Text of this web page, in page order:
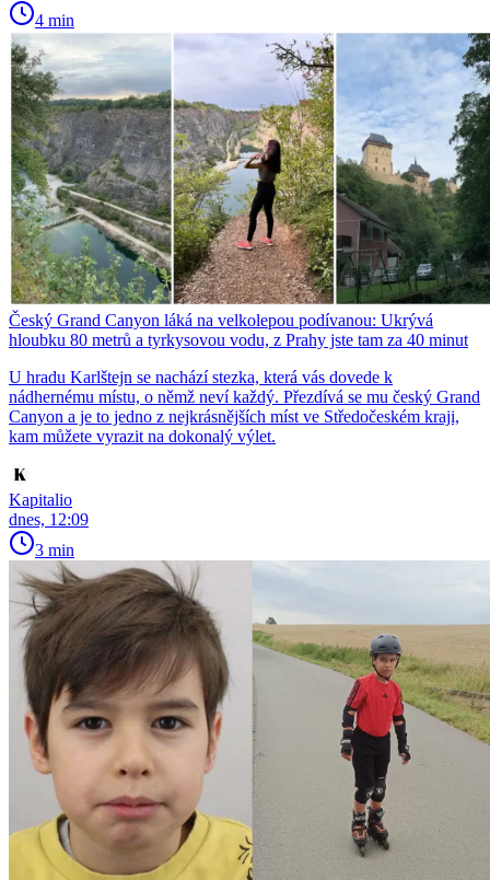
4 min
Český Grand Canyon láká na velkolepou podívanou: Ukrývá
hloubku 80 metrů a tyrkysovou vodu, z Prahy jste tam za 40 minut
U hradu Karlštejn se nachází stezka, která vás dovede k
nádhernému místu, o němž neví každý. Přezdívá se mu český Grand
Canyon a je to jedno z nejkrásnějších míst ve Středočeském kraji,
kam můžete vyrazit na dokonalý výlet.
Kapitalio
dnes, 12:09
3 min